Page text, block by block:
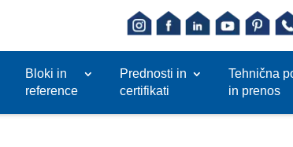
Bloki in
reference
Prednosti in
certifikati
Tehnična
in prenos